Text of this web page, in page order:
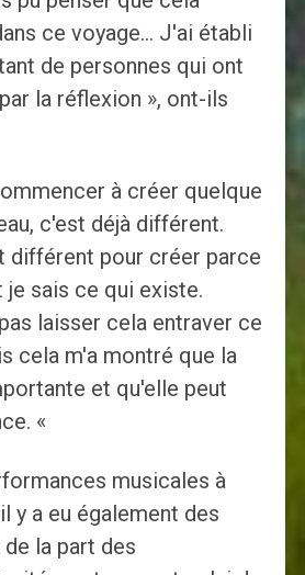
ce voyage… J'ai établi
de personnes qui ont
la réflexion », ont-ils
à créer quelque
c'est déjà différent.
différent pour créer parce
je sais ce qui existe.
laisser cela entraver ce
cela m'a montré que la
et qu'elle peut
«
musicales à
y a eu également des
la part des